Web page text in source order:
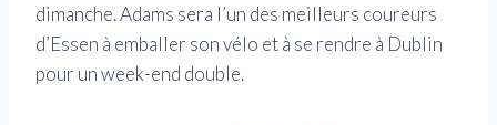
dimanche. Adams sera l’un des meilleurs coureurs
d’Essen à emballer son vélo et à se rendre à Dublin
pour un week-end double.